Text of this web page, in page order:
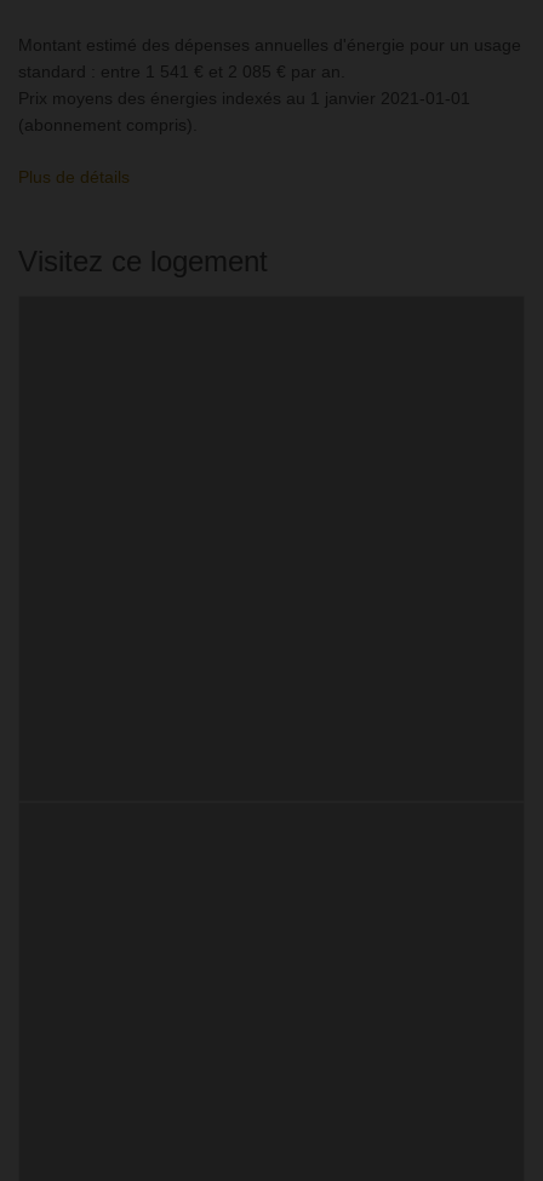
Montant estimé des dépenses annuelles d'énergie pour un usage
standard : entre 1 541 € et 2 085 € par an.
Prix moyens des énergies indexés au 1 janvier 2021-01-01
(abonnement compris).
Plus de détails
Visitez ce logement